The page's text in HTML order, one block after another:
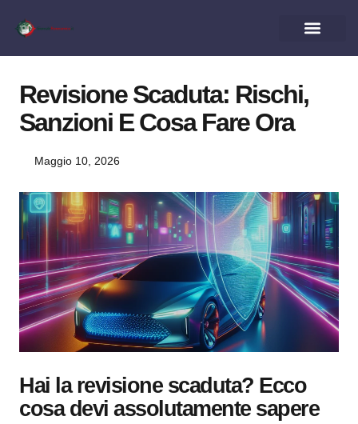
Revisione Scaduta: Rischi,
Sanzioni E Cosa Fare Ora
Maggio 10, 2026
Hai la revisione scaduta? Ecco
cosa devi assolutamente sapere